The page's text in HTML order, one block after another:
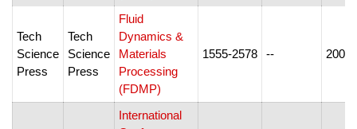
Tech
Science
Press
Tech
Science
Press
Fluid
Dynamics &
Materials
Processing
(FDMP)
1555-2578 -- 2005-
International